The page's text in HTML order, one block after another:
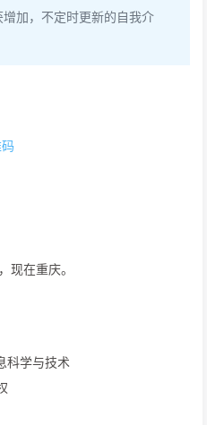
加，不定时更新的自我介
现在重庆。
科学与技术